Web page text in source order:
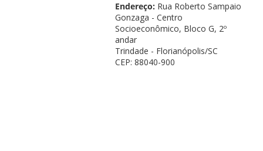
Endereço: Rua Roberto Sampaio
Gonzaga - Centro
Socioeconômico, Bloco G, 2º
andar
Trindade - Florianópolis/SC
CEP: 88040-900